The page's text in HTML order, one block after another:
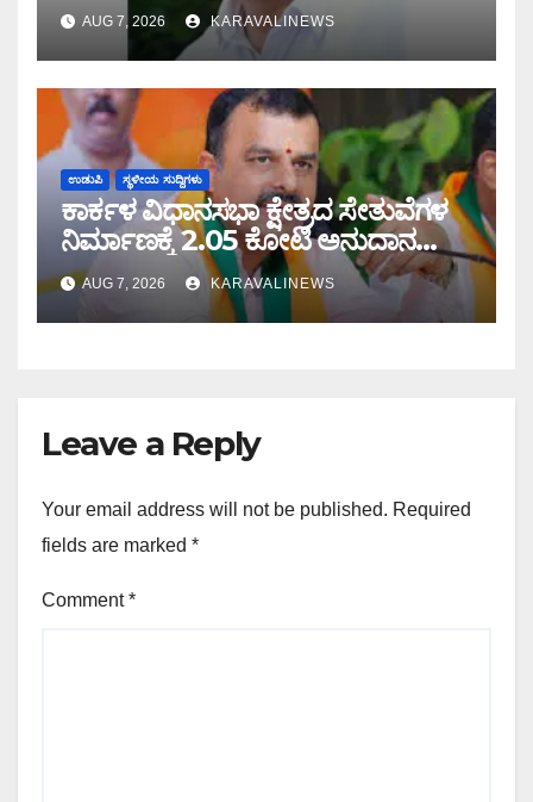
ಡಿಸೋಜ ಬಲಿ
AUG 7, 2026 KARAVALINEWS
ಉಡುಪಿ ಸ್ಥಳೀಯ ಸುದ್ದಿಗಳು
ಕಾರ್ಕಳ ವಿಧಾನಸಭಾ ಕ್ಷೇತ್ರದ ಸೇತುವೆಗಳ
ನಿರ್ಮಾಣಕ್ಕೆ 2.05 ಕೋಟಿ ಅನುದಾನ
ಮಂಜೂರು: ಶಾಸಕ ಸುನಿಲ್ ಕುಮಾರ್
ಮಾಹಿತಿ
AUG 7, 2026 KARAVALINEWS
Leave a Reply
Your email address will not be published. Required
fields are marked *
Comment*